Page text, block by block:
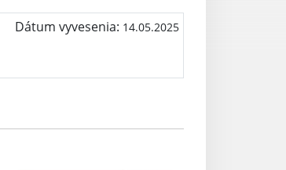
Dátum vyvesenia: 14.05.2025